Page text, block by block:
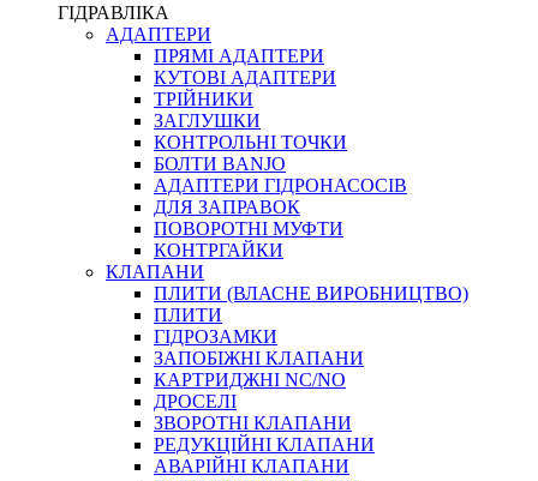
ФІТИНГИ ДІАГНОСТИЧНІ
АКСЕСУАРИ
ТРУБКИ ТА КОМПЛЕКТУЮЧІ
ФІТИНГИ ГІДРАВЛІЧНІ
ФІТИНГИ КОНДИЦІОНЕРНІ
ЗАХИСТ РУКАВІВ
ФІТИНГИ KARCHER
ФІТИНГИ НА ПІДЙОМ КАБІНИ
КОНЕКТОРИ
ХОМУТИ
ГІДРАВЛІКА
АДАПТЕРИ
ПРЯМІ АДАПТЕРИ
КУТОВІ АДАПТЕРИ
ТРІЙНИКИ
ЗАГЛУШКИ
КОНТРОЛЬНІ ТОЧКИ
БОЛТИ BANJO
АДАПТЕРИ ГІДРОНАСОСІВ
ДЛЯ ЗАПРАВОК
ПОВОРОТНІ МУФТИ
КОНТРГАЙКИ
КЛАПАНИ
ПЛИТИ (ВЛАСНЕ ВИРОБНИЦТВО)
ПЛИТИ
ГІДРОЗАМКИ
ЗАПОБІЖНІ КЛАПАНИ
КАРТРИДЖНІ NC/NO
ДРОСЕЛІ
ЗВОРОТНІ КЛАПАНИ
РЕДУКЦІЙНІ КЛАПАНИ
АВАРІЙНІ КЛАПАНИ